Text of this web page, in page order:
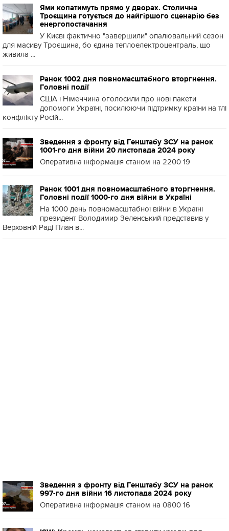
Ями копатимуть прямо у дворах. Столична
Троєщина готується до найгіршого сценарію без
енергопостачання
У Києві фактично "завершили" опалювальний сезон
для масиву Троєщина, бо єдина теплоелектроцентраль, що
живила ...
Ранок 1002 дня повномасштабного вторгнення.
Головні події
США і Німеччина оголосили про нові пакети
допомоги Україні, посилюючи підтримку країни на тлі
конфлікту Росій...
Зведення з фронту від Генштабу ЗСУ на ранок
1001-го дня війни 20 листопада 2024 року
Оперативна інформація станом на 2200 19
Ранок 1001 дня повномасштабного вторгнення.
Головні події 1000-го дня війни в Україні
На 1000 день повномасштабної війни в Україні
президент Володимир Зеленський представив у
Верховній Раді План в...
Зведення з фронту від Генштабу ЗСУ на ранок
997-го дня війни 16 листопада 2024 року
Оперативна інформація станом на 0800 16